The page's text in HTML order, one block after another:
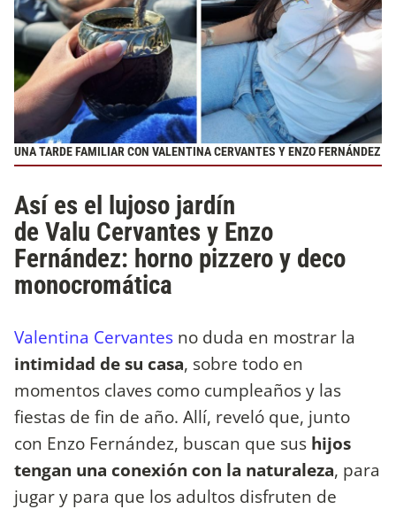
UNA TARDE FAMILIAR CON VALENTINA CERVANTES Y ENZO FERNÁNDEZ
Así es el lujoso jardín
de Valu Cervantes y Enzo
Fernández: horno pizzero y deco
monocromática
Valentina Cervantes no duda en mostrar la
intimidad de su casa, sobre todo en
momentos claves como cumpleaños y las
fiestas de fin de año. Allí, reveló que, junto
con Enzo Fernández, buscan que sus hijos
tengan una conexión con la naturaleza, para
jugar y para que los adultos disfruten de